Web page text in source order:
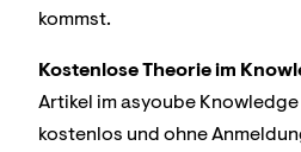
kommst.
Kostenlose Theorie im
Artikel im asyoube
kostenlos und ohne